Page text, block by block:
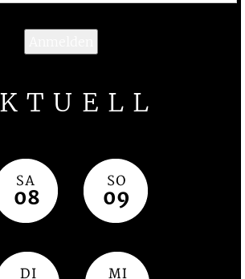
08 09